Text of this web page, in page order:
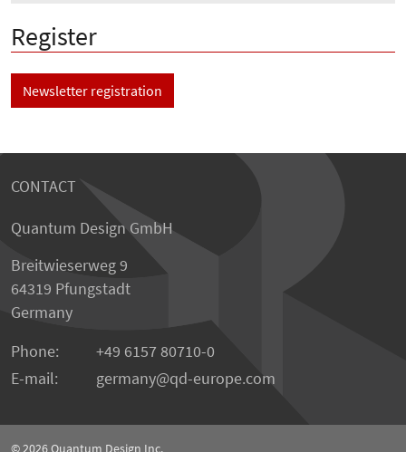
Register
Newsletter registration
CONTACT
Quantum Design GmbH
Breitwieserweg 9
64319 Pfungstadt
Germany
Phone:
+49 6157 80710-0
E-mail:
germany qd-europe.com
© 2026Quantum Design Inc.